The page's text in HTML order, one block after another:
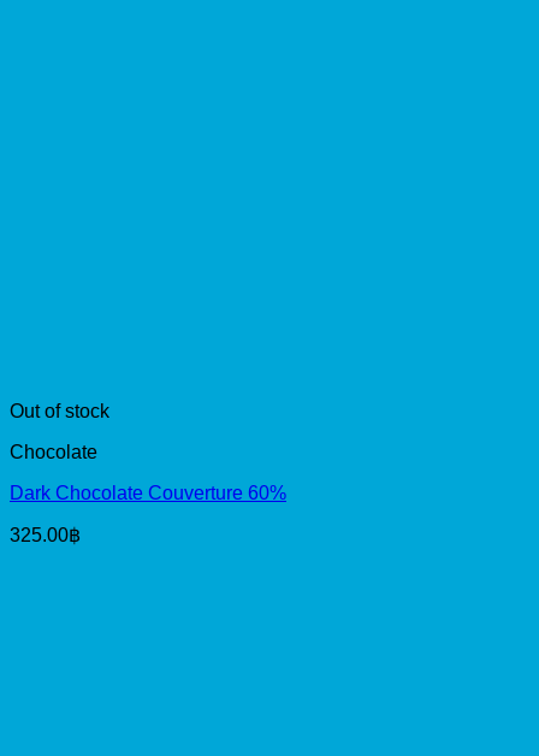
Out of stock
Chocolate
Dark Chocolate Couverture 60%
325.00฿